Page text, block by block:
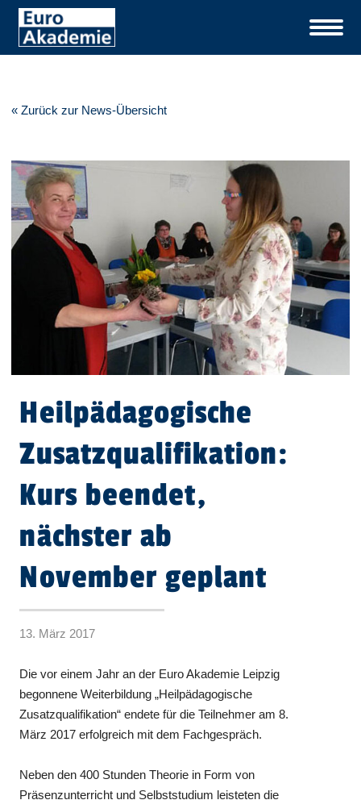
« Zurück zur News-Übersicht
Heilpädagogische
Zusatzqualifikation:
Kurs beendet,
nächster ab
November geplant
13. März 2017
Die vor einem Jahr an der Euro Akademie Leipzig
begonnene Weiterbildung „Heilpädagogische
Zusatzqualifikation“ endete für die Teilnehmer am 8.
März 2017 erfolgreich mit dem Fachgespräch.
Neben den 400 Stunden Theorie in Form von
Präsenzunterricht und Selbststudium leisteten die